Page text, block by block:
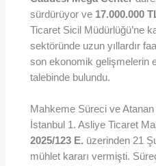
sürdürüyor ve 17.000.000
Ticaret Sicil Müdürlüğü’ne
sektöründe uzun yıllardır
son ekonomik gelişmelerin
talebinde bulundu.
Mahkeme Süreci ve
İstanbul 1. Asliye Ticaret
2025/123 E. üzerinden 21
mühlet kararı vermişti.